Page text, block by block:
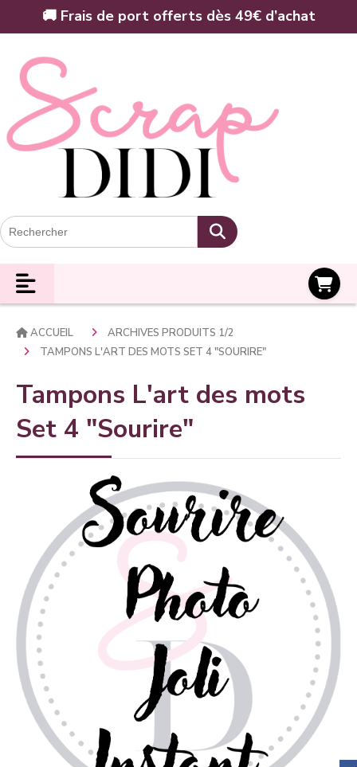
🚚 Frais de port offerts dès 49€ d’achat
ACCUEIL
ARCHIVES PRODUITS 1/2
TAMPONS L'ART DES MOTS SET 4 "SOURIRE"
Tampons L'art des mots
Set 4 "Sourire"